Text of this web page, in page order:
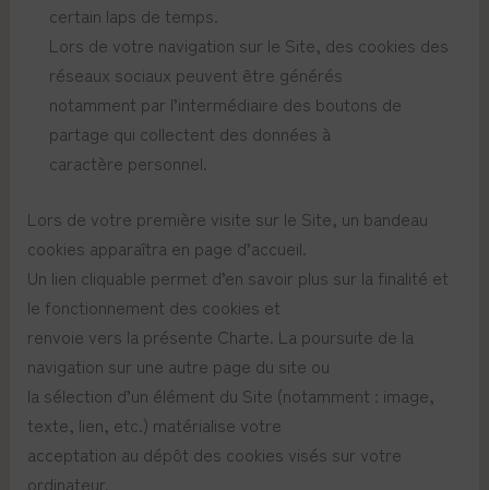
certain laps de temps.
Lors de votre navigation sur le Site, des cookies des
réseaux sociaux peuvent être générés
notamment par l’intermédiaire des boutons de
partage qui collectent des données à
caractère personnel.
Lors de votre première visite sur le Site, un bandeau
cookies apparaîtra en page d’accueil.
Un lien cliquable permet d’en savoir plus sur la finalité et
le fonctionnement des cookies et
renvoie vers la présente Charte. La poursuite de la
navigation sur une autre page du site ou
la sélection d’un élément du Site (notamment : image,
texte, lien, etc.) matérialise votre
acceptation au dépôt des cookies visés sur votre
ordinateur.